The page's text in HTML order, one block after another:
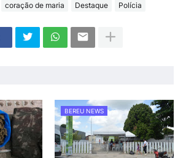
coração de maria Destaque Polícia
BEREU NEWS